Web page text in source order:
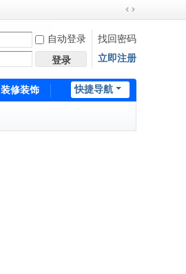
切
换
到
宽
自动登录
找回密码
登录 立即注册
快捷导航
装修装饰